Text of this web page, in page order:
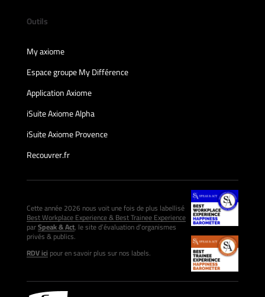
Outils
My axiome
Espace groupe My Différence
Application Axiome
iSuite Axiome Alpha
iSuite Axiome Provence
Recouvrer.fr
Cette année 2026 nous voit une fois de plus labellisé
Best Workplace Experience & Best Trainee Experience
parSpeak & Act, le site d’évaluation d’organismes
privés & publics.
RDV icipour en savoir plus sur nos labels.